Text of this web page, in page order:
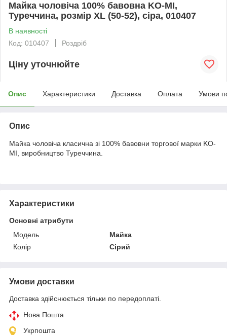
Майка чоловіча 100% бавовна KO-MI,
Туреччина, розмір XL (50-52), сіра, 010407
В наявності
Код: 010407
Роздріб
Ціну уточнюйте
Опис Характеристики Доставка Оплата Умови
Опис
Майка чоловіча класична зі 100% бавовни торгової марки KO-
MI, виробництво Туреччина.
Характеристики
Основні атрибути
Модель
Майка
Колір
Сірий
Умови доставки
Доставка здійснюється тільки по передоплаті.
Нова Пошта
Укрпошта